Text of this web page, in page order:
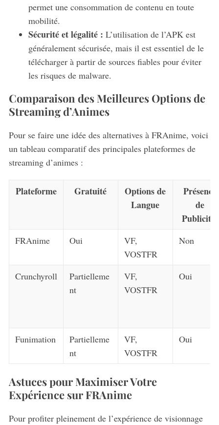
permet une consommation de contenu en toute
mobilité.
Sécurité et légalité : L’utilisation de l’APK est
généralement sécurisée, mais il est essentiel de le
télécharger à partir de sources fiables pour éviter
les risques de malware.
Comparaison des Meilleures Options de
Streaming d’Animes
Pour se faire une idée des alternatives à FRAnime, voici
un tableau comparatif des principales plateformes de
streaming d’animes :
Plateforme Gratuité
Options de
Langue
Présence
de
Publicités
FRAnime Oui
VF,
VOSTFR
Non
Crunchyroll
Partielleme
nt
VF,
VOSTFR
Oui
Funimation
Partielleme
nt
VF,
VOSTFR
Oui
Astuces pour Maximiser Votre
Expérience sur FRAnime
Pour profiter pleinement de l’expérience de visionnage
S
c